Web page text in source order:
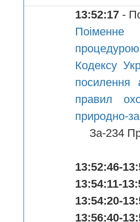
13:52:17 -
Поіменне
Кодексу
посилення
правил
природно-
За-234
13:52:46-
13:54:11-
13:54:20-
13:56:40-